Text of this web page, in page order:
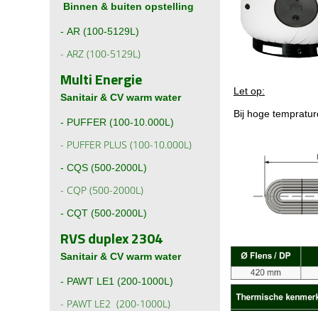
Binnen & buiten opstelling
- AR (100-5129L)
- ARZ (100-5129L)
Multi Energie
Sanitair & CV warm water
- PUFFER (100-10.000L)
- PUFFER PLUS (100-10.000L)
- CQS (500-2000L)
- CQP (500-2000L)
- CQT (500-2000L)
RVS duplex 2304
Sanitair & CV warm water
- PAWT LE1 (200-1000L)
- PAWT LE2 (200-1000L)
Let op:
Bij hoge